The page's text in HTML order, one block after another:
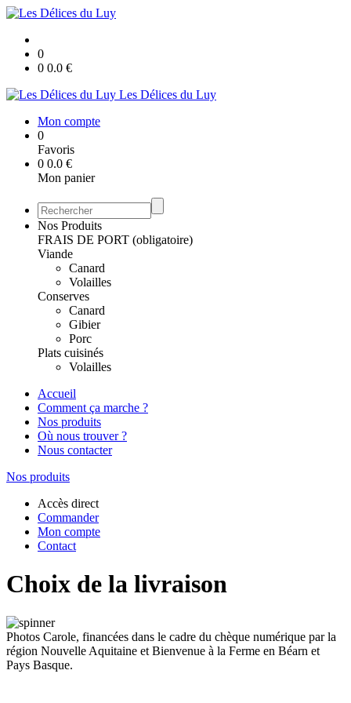
0
0 0.0 €
Les Délices du Luy
Mon compte
0
Favoris
0 0.0 €
Mon panier
Nos Produits
FRAIS DE PORT (obligatoire)
Viande
Canard
Volailles
Conserves
Canard
Gibier
Porc
Plats cuisinés
Volailles
Accueil
Comment ça marche ?
Nos produits
Où nous trouver ?
Nous contacter
Nos produits
Accès direct
Commander
Mon compte
Contact
Choix de la livraison
Photos Carole, financées dans le cadre du chèque numérique par la
région Nouvelle Aquitaine et Bienvenue à la Ferme en Béarn et
Pays Basque.